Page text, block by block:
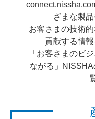
ざまな製
お客さまの技術
貢献する情報
「お客さまのビ
ながる」